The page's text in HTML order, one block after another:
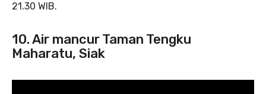
21.30 WIB.
10. Air mancur Taman Tengku
Maharatu, Siak